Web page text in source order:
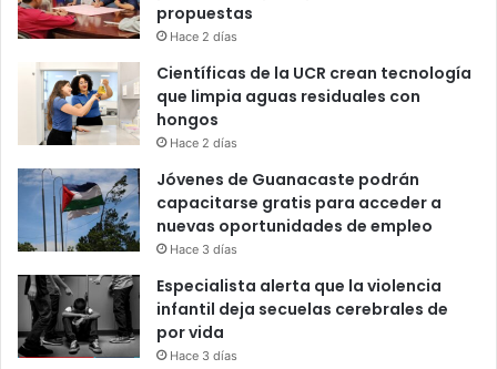
propuestas
Hace 2 días
Científicas de la UCR crean tecnología
que limpia aguas residuales con
hongos
Hace 2 días
Jóvenes de Guanacaste podrán
capacitarse gratis para acceder a
nuevas oportunidades de empleo
Hace 3 días
Especialista alerta que la violencia
infantil deja secuelas cerebrales de
por vida
Hace 3 días